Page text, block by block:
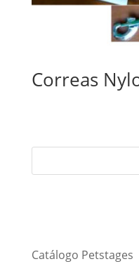
Correas
Catálogo Petstages